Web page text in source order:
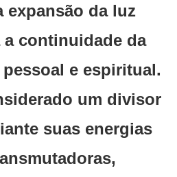
expansão da luz
a continuidade da
e espiritual.
um divisor
suas energias